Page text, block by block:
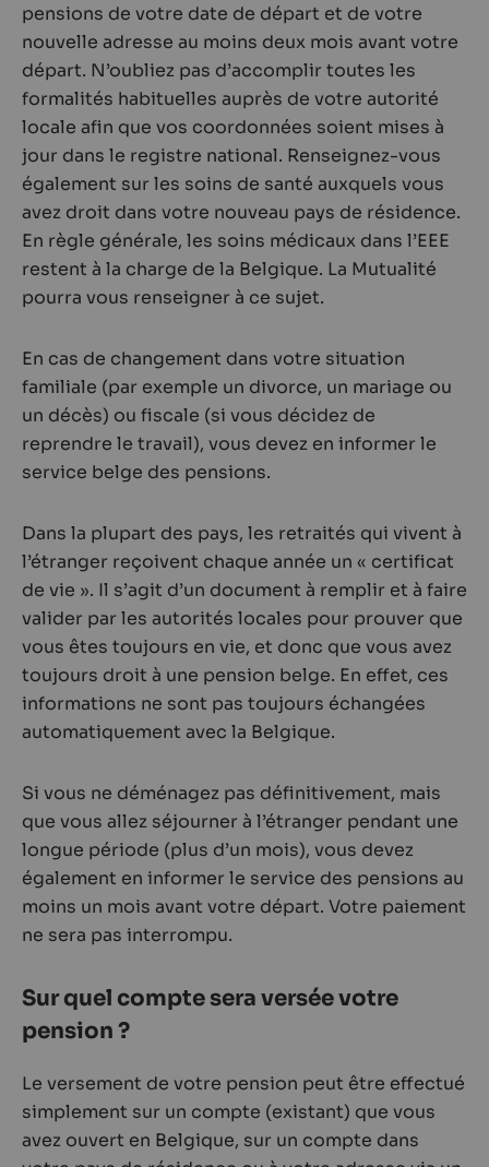
pensions de votre date de départ et de votre
nouvelle adresse au moins deux mois avant votre
départ. N’oubliez pas d’accomplir toutes les
formalités habituelles auprès de votre autorité
locale afin que vos coordonnées soient mises à
jour dans le registre national. Renseignez-vous
également sur les soins de santé auxquels vous
avez droit dans votre nouveau pays de résidence.
En règle générale, les soins médicaux dans l’EEE
restent à la charge de la Belgique. La Mutualité
pourra vous renseigner à ce sujet.
En cas de changement dans votre situation
familiale (par exemple un divorce, un mariage ou
un décès) ou fiscale (si vous décidez de
reprendre le travail), vous devez en informer le
service belge des pensions.
Dans la plupart des pays, les retraités qui vivent à
l’étranger reçoivent chaque année un « certificat
de vie ». Il s’agit d’un document à remplir et à faire
valider par les autorités locales pour prouver que
vous êtes toujours en vie, et donc que vous avez
toujours droit à une pension belge. En effet, ces
informations ne sont pas toujours échangées
automatiquement avec la Belgique.
Si vous ne déménagez pas définitivement, mais
que vous allez séjourner à l’étranger pendant une
longue période (plus d’un mois), vous devez
également en informer le service des pensions au
moins un mois avant votre départ. Votre paiement
ne sera pas interrompu.
Sur quel compte sera versée votre
pension ?
Le versement de votre pension peut être effectué
simplement sur un compte (existant) que vous
avez ouvert en Belgique, sur un compte dans